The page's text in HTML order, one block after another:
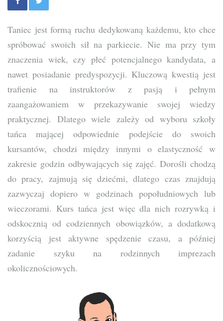
Taniec jest formą ruchu dedykowaną każdemu, kto chce
spróbować swoich sił na parkiecie. Nie ma przy tym
znaczenia wiek, czy płeć potencjalnego kandydata, a
nawet posiadanie predyspozycji. Kluczową kwestią jest
trafienie na instruktorów z pasją i pełnym
zaangażowaniem w przekazywanie swojej wiedzy
praktycznej. Dlatego wiele zależy od wyboru szkoły
tańca mającej odpowiednie podejście do swoich
kursantów, chodzi między innymi o elastyczność w
zakresie godzin odbywających się zajęć. Dorośli chodzą
do pracy, zajmują się dziećmi, dlatego czas znajdują
zazwyczaj dopiero w godzinach popołudniowych lub
wieczorami. Kurs tańca jest więc dla nich rozrywką i
odskocznią od codziennych obowiązków, a dodatkową
korzyścią jest aktywne spędzenie czasu, a później
zadanie szyku na rodzinnych imprezach
okolicznościowych.